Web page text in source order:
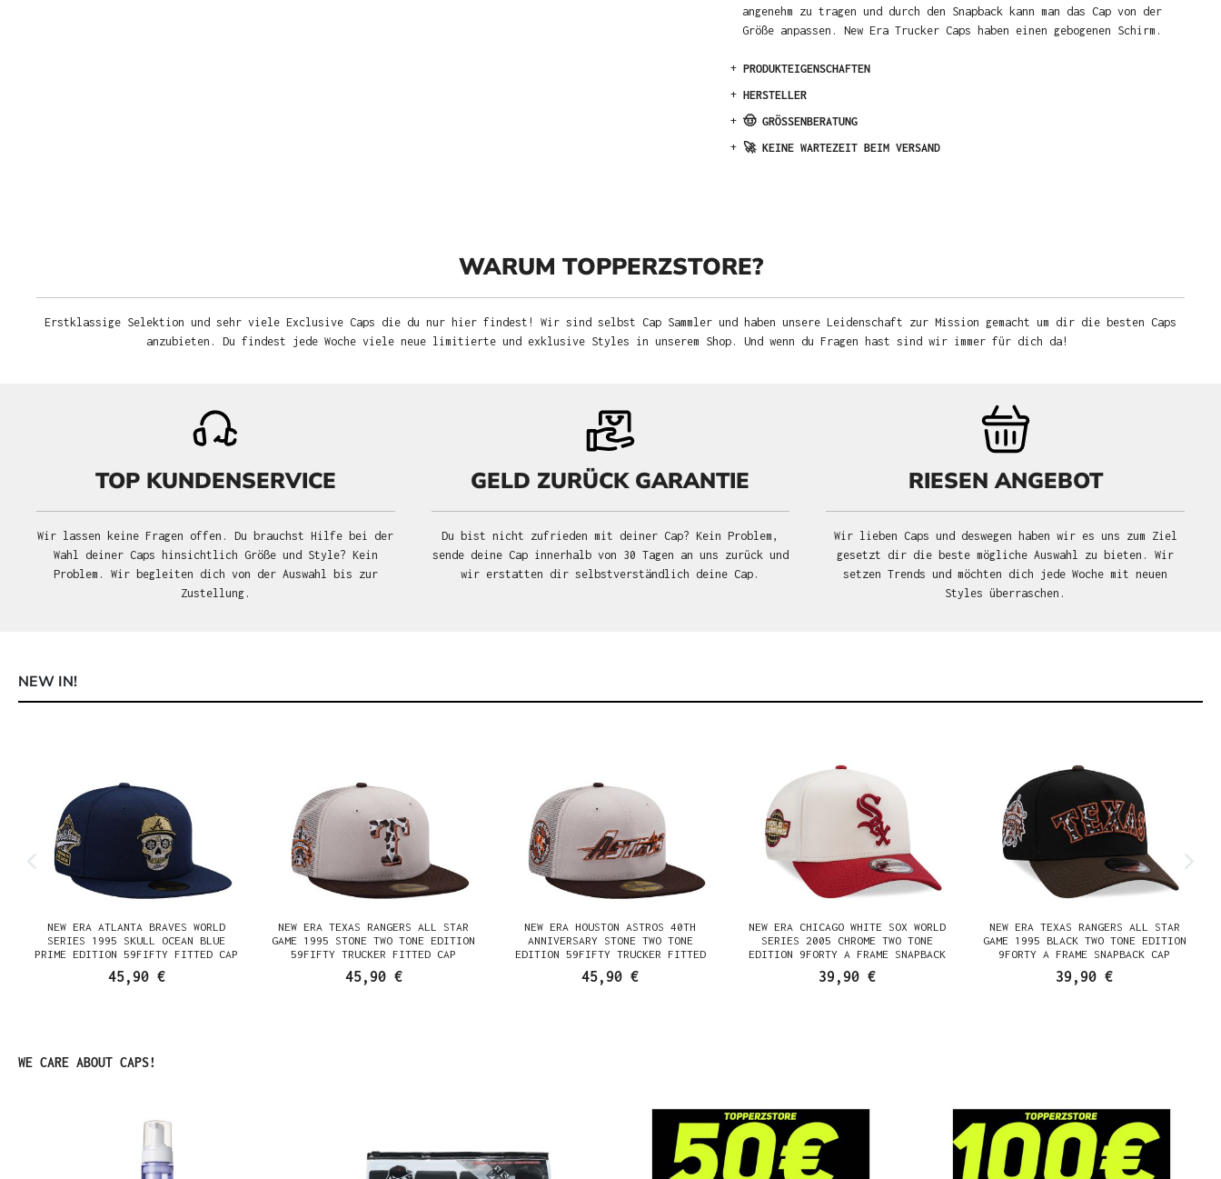
angenehm zu tragen und durch den Snapback kann man das Cap von der
Größe anpassen. New Era Trucker Caps haben einen gebogenen Schirm.
+ PRODUKTEIGENSCHAFTEN
+ HERSTELLER
+ 🤠 GRÖSSENBERATUNG
+ 🚀 KEINE WARTEZEIT BEIM VERSAND
WARUM TOPPERZSTORE?
Erstklassige Selektion und sehr viele Exclusive Caps die du nur hier findest! Wir sind selbst Cap Sammler und haben unsere Leidenschaft zur Mission gemacht um dir die besten Caps
anzubieten. Du findest jede Woche viele neue limitierte und exklusive Styles in unserem Shop. Und wenn du Fragen hast sind wir immer für dich da!
TOP KUNDENSERVICE
Wir lassen keine Fragen offen. Du brauchst Hilfe bei der
Wahl deiner Caps hinsichtlich Größe und Style? Kein
Problem. Wir begleiten dich von der Auswahl bis zur
Zustellung.
GELD ZURÜCK GARANTIE
Du bist nicht zufrieden mit deiner Cap? Kein Problem,
sende deine Cap innerhalb von 30 Tagen an uns zurück und
wir erstatten dir selbstverständlich deine Cap.
RIESEN ANGEBOT
Wir lieben Caps und deswegen haben wir es uns zum Ziel
gesetzt dir die beste mögliche Auswahl zu bieten. Wir
setzen Trends und möchten dich jede Woche mit neuen
Styles überraschen.
NEW IN!
NEW ERA ATLANTA BRAVES WORLD
SERIES 1995 SKULL OCEAN BLUE
PRIME EDITION 59FIFTY FITTED CAP
45,90 €
NEW ERA TEXAS RANGERS ALL STAR
GAME 1995 STONE TWO TONE EDITION
59FIFTY TRUCKER FITTED CAP
45,90 €
NEW ERA HOUSTON ASTROS 40TH
ANNIVERSARY STONE TWO TONE
EDITION 59FIFTY TRUCKER FITTED
CAP
45,90 €
NEW ERA CHICAGO WHITE SOX WORLD
SERIES 2005 CHROME TWO TONE
EDITION 9FORTY A FRAME SNAPBACK
CAP
39,90 €
NEW ERA TEXAS RANGERS ALL STAR
GAME 1995 BLACK TWO TONE EDITION
9FORTY A FRAME SNAPBACK CAP
39,90 €
Produktgalerie überspringen
WE CARE ABOUT CAPS!